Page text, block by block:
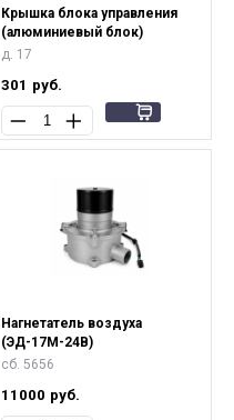
Крышка блока управления
(алюминиевый блок)
д. 17
301 руб.
Нагнетатель воздуха
(ЭД-17М-24В)
сб. 5656
11000 руб.